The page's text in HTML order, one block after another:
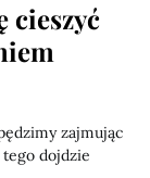
cieszyć
zajmując
dojdzie